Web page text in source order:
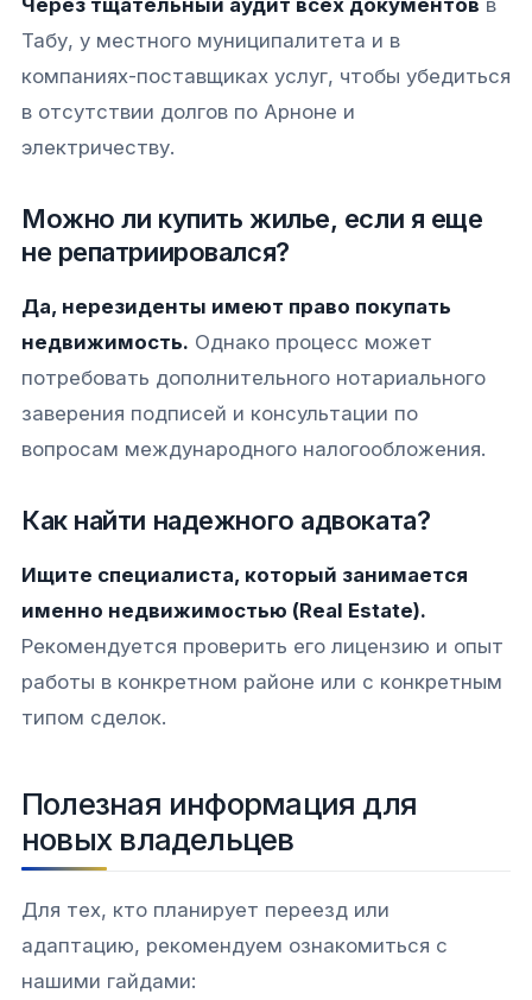
Через тщательный аудит всех документов в
Табу, у местного муниципалитета и в
компаниях-поставщиках услуг, чтобы убедиться
в отсутствии долгов по Арноне и
электричеству.
Можно ли купить жилье, если я еще
не репатриировался?
Да, нерезиденты имеют право покупать
недвижимость. Однако процесс может
потребовать дополнительного нотариального
заверения подписей и консультации по
вопросам международного налогообложения.
Как найти надежного адвоката?
Ищите специалиста, который занимается
именно недвижимостью (Real Estate).
Рекомендуется проверить его лицензию и опыт
работы в конкретном районе или с конкретным
типом сделок.
Полезная информация для
новых владельцев
Для тех, кто планирует переезд или
адаптацию, рекомендуем ознакомиться с
нашими гайдами: